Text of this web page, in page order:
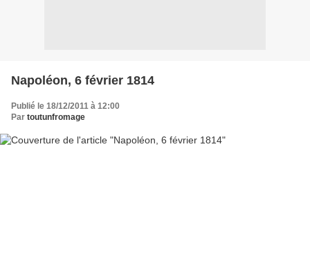
Napoléon, 6 février 1814
Publié le 18/12/2011 à 12:00
Par toutunfromage